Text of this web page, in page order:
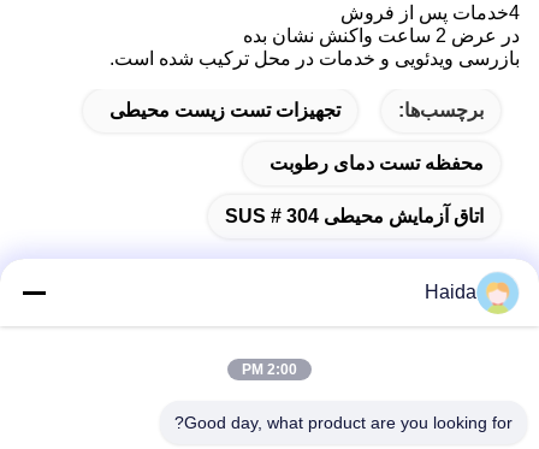
4خدمات پس از فروش
در عرض 2 ساعت واکنش نشان بده
بازرسی ویدئویی و خدمات در محل ترکیب شده است.
برچسب‌ها: تجهیزات تست زیست محیطی
محفظه تست دمای رطوبت
اتاق آزمایش محیطی SUS # 304
آدرس
Haida
2:00 PM
Good day, what product are you looking for?